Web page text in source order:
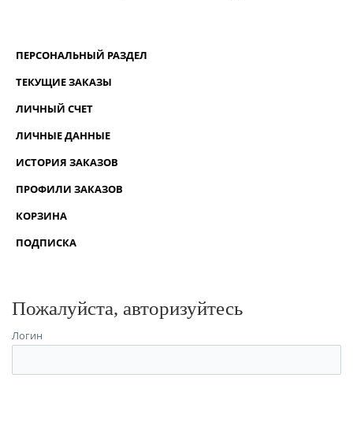
ПЕРСОНАЛЬНЫЙ РАЗДЕЛ
ТЕКУЩИЕ ЗАКАЗЫ
ЛИЧНЫЙ СЧЕТ
ЛИЧНЫЕ ДАННЫЕ
ИСТОРИЯ ЗАКАЗОВ
ПРОФИЛИ ЗАКАЗОВ
КОРЗИНА
ПОДПИСКА
Пожалуйста, авторизуйтесь
Логин